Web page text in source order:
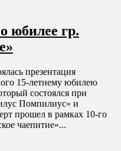
юбилее гр.
презентация
15-летнему юбилею
состоялся при
Помпилиус» и
прошел в рамках 10-го
чаепитие»...